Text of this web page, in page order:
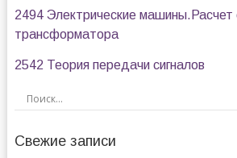
2494 Электрические машины.Расчет
трансформатора
2542 Теория передачи сигналов
Свежие записи